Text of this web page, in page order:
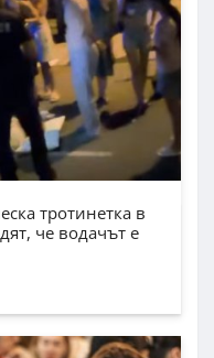
тротинетка в
че водачът е